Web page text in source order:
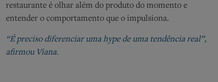
restaurante é olhar além do produto do momento e
entender o comportamento que o impulsiona.
“É preciso diferenciar uma hype de uma tendência real”,
afirmou Viana.